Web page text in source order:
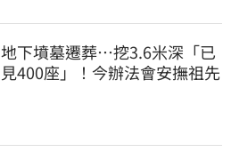
地下墳墓遷葬…挖3.6米深「已
見400座」！今辦法會安撫祖先